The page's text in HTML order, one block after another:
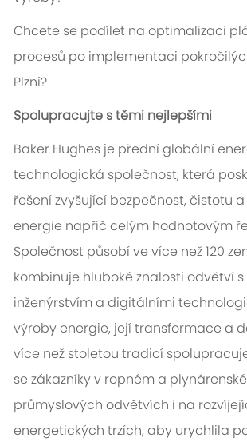
Chcete se podílet na optimalizaci
procesů po implementaci
Plzni?
Spolupracujte s těmi nejlepšími
Baker Hughes je přední globální
technologická společnost, která
řešení zvyšující bezpečnost, čistotu
energie napříč celým hodnotovým
Společnost působí ve více než 120
kombinuje hluboké znalosti odvětví
inženýrstvím a digitálními
výroby energie, její transformace a
více než stoletou tradicí
se zákazníky v ropném a
průmyslových odvětvích i na
energetických trzích, aby urychlila